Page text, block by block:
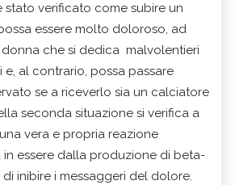
verificato come subire un
essere molto doloroso, ad
donna che si dedica malvolentieri
e, al contrario, possa passare
se a riceverlo sia un calciatore
seconda situazione si verifica a
vera e propria reazione
in essere dalla produzione di beta-
inibire i messaggeri del dolore.